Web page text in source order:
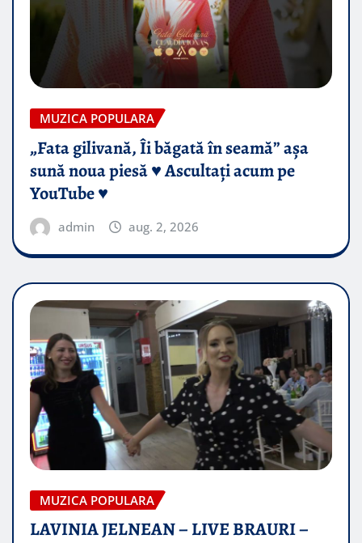
MUZICA POPULARA
„Fata gilivană, Îi băgată în seamă” așa
sună noua piesă ♥️ Ascultați acum pe
YouTube ♥️
admin aug. 2, 2026
MUZICA POPULARA
LAVINIA JELNEAN – LIVE BRAURI –